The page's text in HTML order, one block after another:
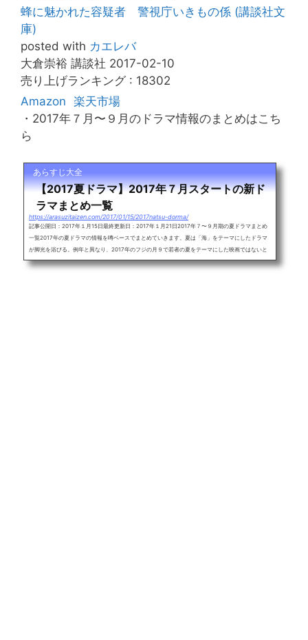
蜂に魅かれた容疑者 警視庁いきもの係 (講談社文
庫)
posted with カエレバ
大倉崇裕 講談社 2017-02-10
売り上げランキング : 18302
Amazon 楽天市場
・2017年７月〜９月のドラマ情報のまとめはこち
ら
あらすじ大全
【2017夏ドラマ】2017年７月スタートの新ド
ラマまとめ一覧
https://arasuzitaizen.com/2017/01/15/2017natsu-dorma/
記事公開日：2017年１月15日最終更新日：2017年１月21日2017年７〜９月期の夏ドラマまとめ
一覧2017年の夏ドラマの情報を噂ベースでまとめていきます。夏は「海」をテーマにしたドラマ
が脚光を浴びる。例年と異なり、2017年のフジの月９で若者の夏をテーマにした映画ではないと
いう噂があがっています。山下智久、ガッキーこと新垣結衣の「コード・ブルー」の第3期が2017